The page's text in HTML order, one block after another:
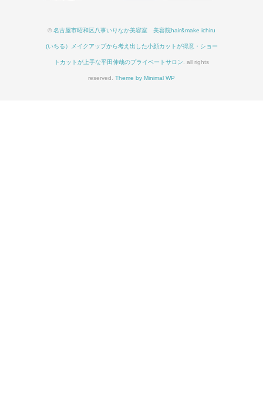
© 名古屋市昭和区八事いりなか美容室 美容院hair&make ichiru
(いちる）メイクアップから考え出した小顔カットが得意・ショー
トカットが上手な平田伸哉のプライベートサロン. all rights
reserved. Theme by Minimal WP